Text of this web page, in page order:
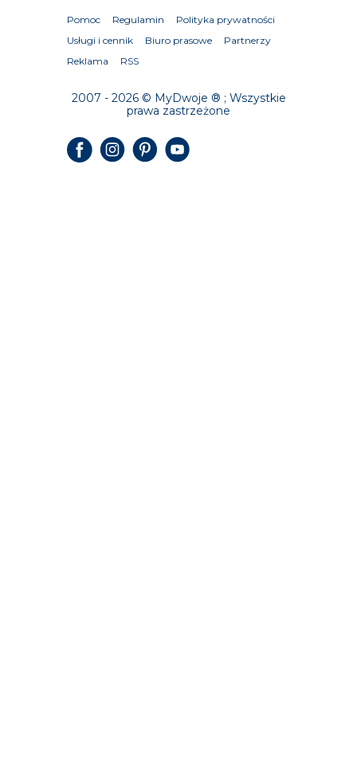
Pomoc Regulamin
Polityka prywatności
Usługi i cennik
Biuro prasowe
Partnerzy
Reklama
RSS
2007 - 2026 © MyDwoje ® ; Wszystkie
prawa zastrzeżone